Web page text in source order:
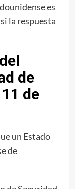
es
la respuesta
de
de
un Estado
de